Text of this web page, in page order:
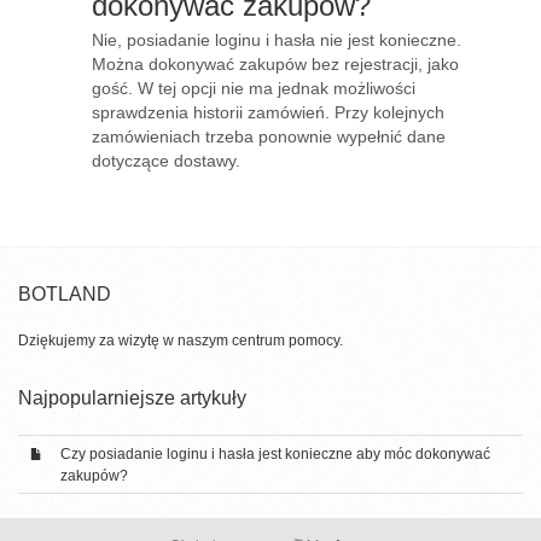
Nie, posiadanie loginu i hasła nie jest konieczne.
Można dokonywać zakupów bez rejestracji, jako
gość. W tej opcji nie ma jednak możliwości
sprawdzenia historii zamówień. Przy kolejnych
zamówieniach trzeba ponownie wypełnić dane
dotyczące dostawy.
BOTLAND
Dziękujemy za wizytę w naszym centrum pomocy.
Najpopularniejsze artykuły
Czy posiadanie loginu i hasła jest konieczne aby móc dokonywać
zakupów?